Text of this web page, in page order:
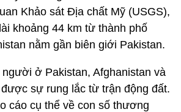
Khảo sát Địa chất Mỹ (USGS),
khoảng 44 km từ thành phố
nằm gần biên giới Pakistan.
người ở Pakistan, Afghanistan và
sự rung lắc từ trận động đất.
cáo cụ thể về con số thương